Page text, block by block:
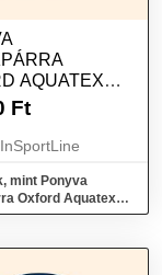
AQUATEX
Ft
InSportLine
mint Ponyva
Oxford Aquatex
ezüst